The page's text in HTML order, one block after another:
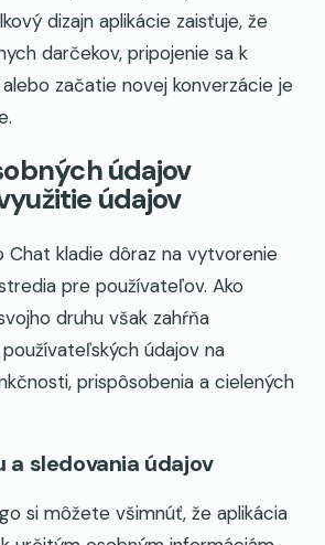
dizajn aplikácie zaisťuje, že
darčekov, pripojenie sa k
začatie novej konverzácie je
údajov
údajov
Chat kladie dôraz na vytvorenie
pre používateľov. Ako
druhu však zahŕňa
údajov na
prispôsobenia a cielených
a sledovania údajov
si môžete všimnúť, že aplikácia